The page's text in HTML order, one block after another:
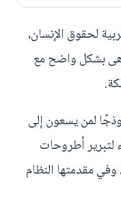
لحقوق الإنسان،
بشكل واضح مع
لمن يسعون إلى
أطروحات
مقدمتها النظام